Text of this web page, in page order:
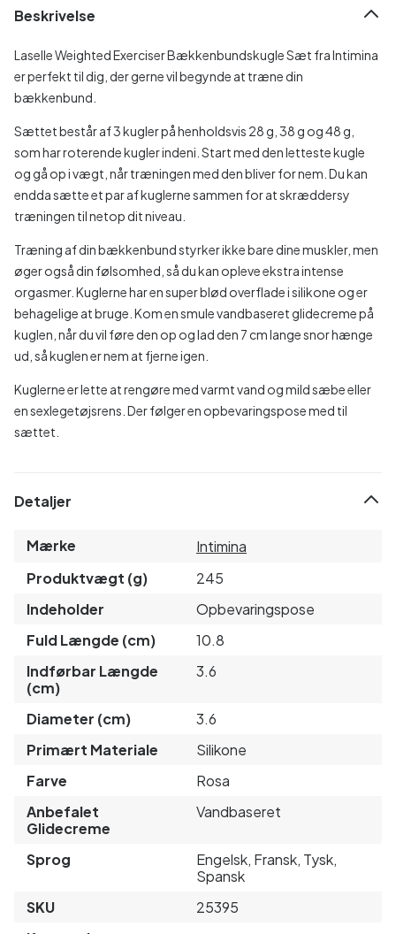
Beskrivelse
Laselle Weighted Exerciser Bækkenbundskugle Sæt fra Intimina
er perfekt til dig, der gerne vil begynde at træne din
bækkenbund.
Sættet består af 3 kugler på henholdsvis 28 g, 38 g og 48 g,
som har roterende kugler indeni. Start med den letteste kugle
og gå op i vægt, når træningen med den bliver for nem. Du kan
endda sætte et par af kuglerne sammen for at skræddersy
træningen til netop dit niveau.
Træning af din bækkenbund styrker ikke bare dine muskler, men
øger også din følsomhed, så du kan opleve ekstra intense
orgasmer. Kuglerne har en super blød overflade i silikone og er
behagelige at bruge. Kom en smule vandbaseret glidecreme på
kuglen, når du vil føre den op og lad den 7 cm lange snor hænge
ud, så kuglen er nem at fjerne igen.
Kuglerne er lette at rengøre med varmt vand og mild sæbe eller
en sexlegetøjsrens. Der følger en opbevaringspose med til
sættet.
Detaljer
Mærke
Intimina
Produktvægt (g)
245
Indeholder
Opbevaringspose
Fuld Længde (cm)
10.8
Indførbar Længde
(cm)
3.6
Diameter (cm)
3.6
Primært Materiale
Silikone
Farve
Rosa
Anbefalet
Glidecreme
Vandbaseret
Sprog
Engelsk, Fransk, Tysk,
Spansk
SKU
25395